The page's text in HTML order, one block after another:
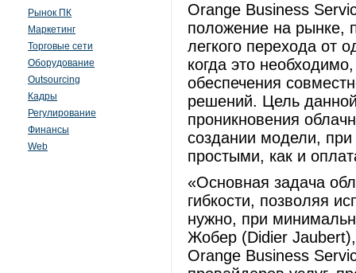
Рынок ПК
Маркетинг
Торговые сети
Оборудование
Outsourcing
Кадры
Регулирование
Финансы
Web
Orange Business
положение на рынке,
легкого перехода от
когда это
обеспечения
решений. Цель
проникновения
создании модели, при
простыми, как и
«Основная задача
гибкости, позволяя
нужно, при
Жобер (Didier
Orange Business